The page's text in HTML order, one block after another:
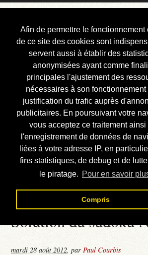
Afin de permettre le fonctionnement
de ce site des cookies sont
servent aussi à établir des
anonymisées ayant comme
principales l'ajustement des
nécessaires à son fonctionnement
justification du trafic auprès
publicitaires. En poursuivant votre
vous acceptez ce traitement ainsi
l'enregistrement de données de
liées à votre adresse IP, en
fins statistiques, de debug et de
le piratage. Pour en savoir
Compris
Courbis, « LE »
Blog Officiel
Bienvenue
Réalisations
Divers (et d’été)
Annonces
Liens externes
Téléchargement
Contact
Solution du sudoku
mardi 28 août 2012,parPaul Courbis